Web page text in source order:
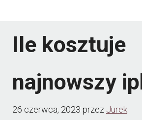
Ile kosztuje
najnowszy
26 czerwca, 2023 przez Jurek